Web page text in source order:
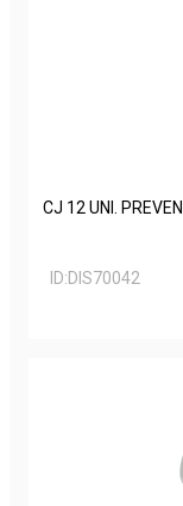
CJ 12 UNI.
ID:DIS70042